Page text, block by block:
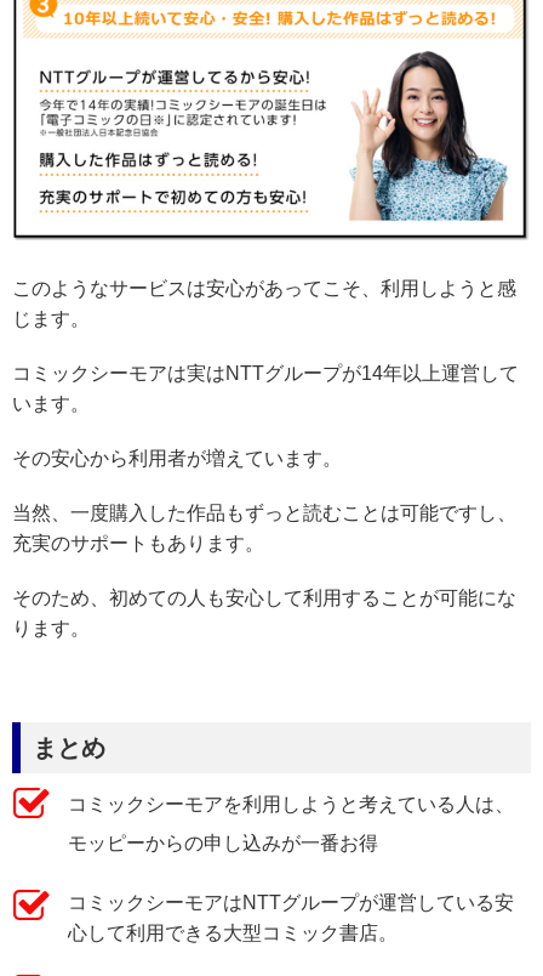
このようなサービスは安心があってこそ、利用しようと感
じます。
コミックシーモアは実はNTTグループが14年以上運営して
います。
その安心から利用者が増えています。
当然、一度購入した作品もずっと読むことは可能ですし、
充実のサポートもあります。
そのため、初めての人も安心して利用することが可能にな
ります。
まとめ
コミックシーモアを利用しようと考えている人は、
モッピーからの申し込みが一番お得
コミックシーモアはNTTグループが運営している安
心して利用できる大型コミック書店。